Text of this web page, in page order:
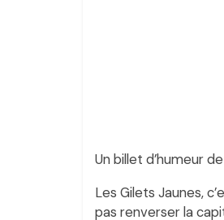
Un billet d’humeur
Les Gilets Jaunes,
pas renverser la